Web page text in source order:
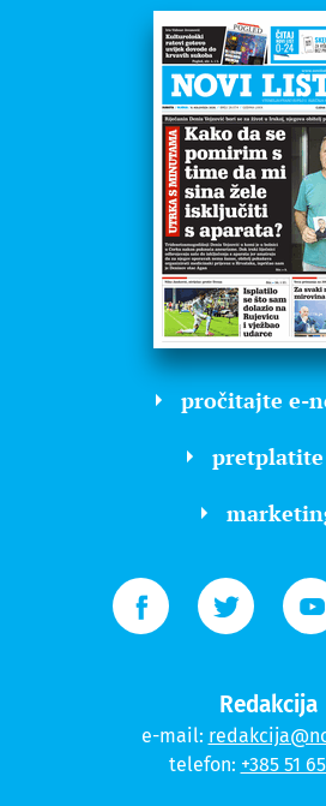
pročitajte e-
pretplatite
Redakcija
e-mail:
telefon: +385 51